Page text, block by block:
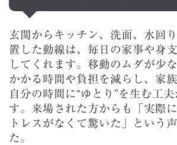
玄関からキッチン、洗面、水回
置した動線は、毎日の家事や身
してくれます。移動のムダが少
かかる時間や負担を減らし、家
自分の時間に“ゆとり”を生む工
す。来場された方からも「実際
トレスがなくて驚いた」という
た。